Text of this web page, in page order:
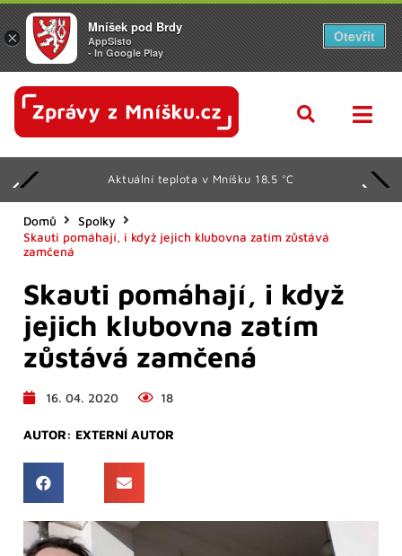
Aktuální teplota v Mníšku 18.5 °C
Domů
Spolky
Skauti pomáhají, i když jejich klubovna zatím zůstává
zamčená
Skauti pomáhají, i když
jejich klubovna zatím
zůstává zamčená
16. 04. 2020 18
AUTOR: EXTERNÍ AUTOR
×
Mníšek pod Brdy
AppSisto
- In Google Play
Otevřít